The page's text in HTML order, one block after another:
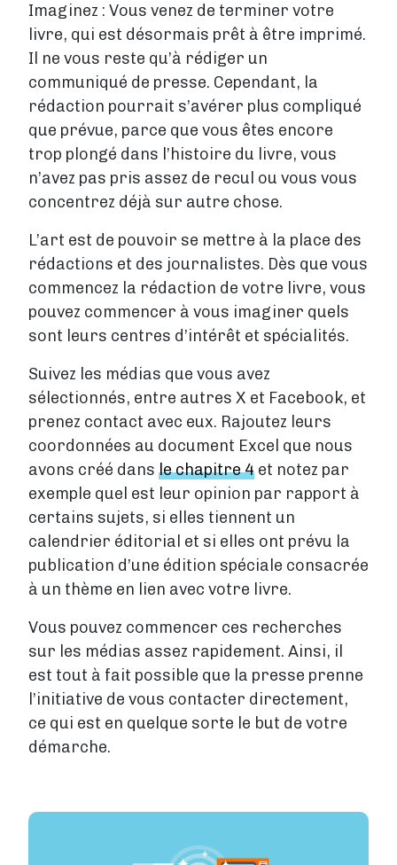
Imaginez : Vous venez de terminer votre
livre, qui est désormais prêt à être imprimé.
Il ne vous reste qu’à rédiger un
communiqué de presse. Cependant, la
rédaction pourrait s’avérer plus compliqué
que prévue, parce que vous êtes encore
trop plongé dans l’histoire du livre, vous
n’avez pas pris assez de recul ou vous vous
concentrez déjà sur autre chose.
L’art est de pouvoir se mettre à la place des
rédactions et des journalistes. Dès que vous
commencez la rédaction de votre livre, vous
pouvez commencer à vous imaginer quels
sont leurs centres d’intérêt et spécialités.
Suivez les médias que vous avez
sélectionnés, entre autres X et Facebook, et
prenez contact avec eux. Rajoutez leurs
coordonnées au document Excel que nous
avons créé dans le chapitre 4 et notez par
exemple quel est leur opinion par rapport à
certains sujets, si elles tiennent un
calendrier éditorial et si elles ont prévu la
publication d’une édition spéciale consacrée
à un thème en lien avec votre livre.
Vous pouvez commencer ces recherches
sur les médias assez rapidement. Ainsi, il
est tout à fait possible que la presse prenne
l’initiative de vous contacter directement,
ce qui est en quelque sorte le but de votre
démarche.
Image